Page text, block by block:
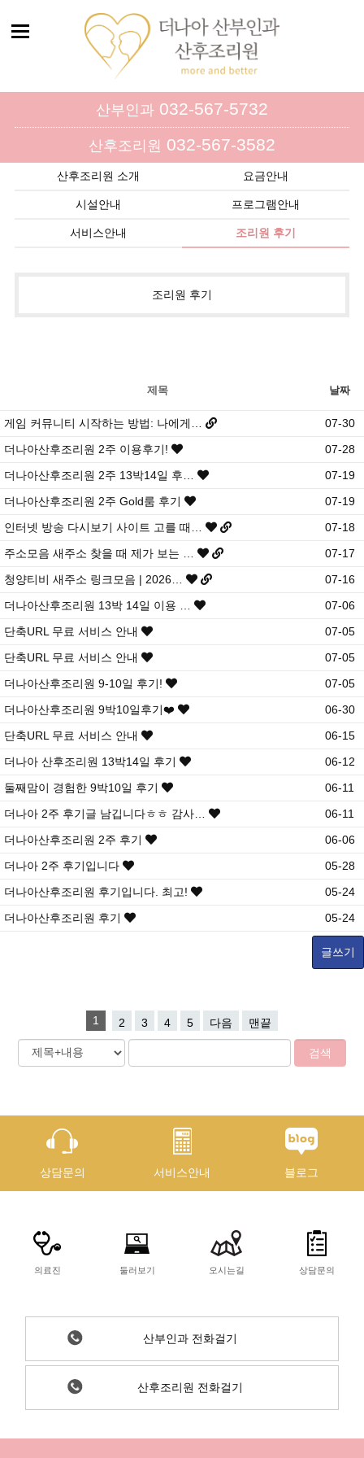
산부인과 032-567-5732
산후조리원 032-567-3582
산후조리원 소개 요금안내
시설안내 프로그램안내
서비스안내 조리원 후기
조리원 후기
제목 날짜
게임 커뮤니티 시작하는 방법: 나에게…
07-30
더나아산후조리원 2주 이용후기!
07-28
더나아산후조리원 2주 13박14일 후…
07-19
더나아산후조리원 2주 Gold룸 후기
07-19
인터넷 방송 다시보기 사이트 고를 때…
07-18
주소모음 새주소 찾을 때 제가 보는 …
07-17
청양티비 새주소 링크모음 | 2026…
07-16
더나아산후조리원 13박 14일 이용 …
07-06
단축URL 무료 서비스 안내
07-05
단축URL 무료 서비스 안내
07-05
더나아산후조리원 9-10일 후기!
07-05
더나아산후조리원 9박10일후기❤️
06-30
단축URL 무료 서비스 안내
06-15
더나아 산후조리원 13박14일 후기
06-12
둘째맘이 경험한 9박10일 후기
06-11
더나아 2주 후기글 남깁니다ㅎㅎ 감사…
06-11
더나아산후조리원 2주 후기
06-06
더나아 2주 후기입니다
05-28
더나아산후조리원 후기입니다. 최고!
05-24
더나아산후조리원 후기
05-24
글쓰기
1 2 3 4 5 다음 맨끝
상담문의 서비스안내 블로그
의료진 둘러보기 오시는길 상담문의
산부인과 전화걸기
산후조리원 전화걸기